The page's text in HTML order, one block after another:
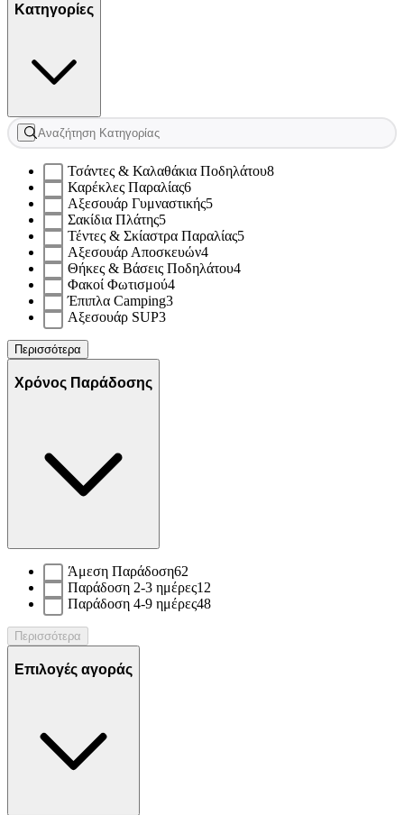
Κατηγορίες
Τσάντες & Καλαθάκια Ποδηλάτου8
Καρέκλες Παραλίας6
Αξεσουάρ Γυμναστικής5
Σακίδια Πλάτης5
Τέντες & Σκίαστρα Παραλίας5
Αξεσουάρ Αποσκευών4
Θήκες & Βάσεις Ποδηλάτου4
Φακοί Φωτισμού4
Έπιπλα Camping3
Αξεσουάρ SUP3
Περισσότερα
Χρόνος Παράδοσης
Άμεση Παράδοση62
Παράδοση 2-3 ημέρες12
Παράδοση 4-9 ημέρες48
Περισσότερα
Επιλογές αγοράς